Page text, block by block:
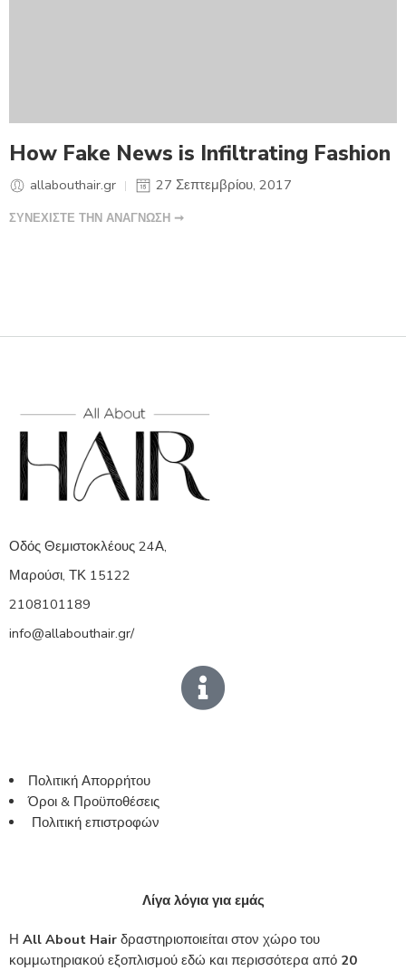
How Fake News is Infiltrating Fashion
allabouthair.gr 27 Σεπτεμβρίου, 2017
ΣΥΝΕΧΙΣΤΕ ΤΗΝ ΑΝΑΓΝΩΣΗ ➞
Οδός Θεμιστοκλέους 24Α,
Μαρούσι, ΤΚ 15122
2108101189
info@allabouthair.gr/
Πολιτική Απορρήτου
Όροι & Προϋποθέσεις
Πολιτική επιστροφών
Λίγα λόγια για εμάς
Η All About Hair δραστηριοποιείται στον χώρο του
κομμωτηριακού εξοπλισμού εδώ και περισσότερα από 20